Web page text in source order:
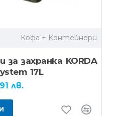
Кофа + Контейнери
за захранка KORDA
17L
лв.